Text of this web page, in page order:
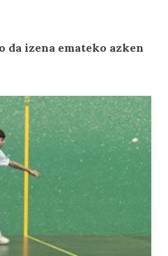
da izena emateko azken